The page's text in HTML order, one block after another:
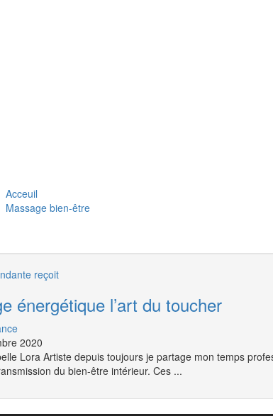
Acceuil
Massage bien-être
reçoit
énergétique l’art du toucher
2020
Lora Artiste depuis toujours je partage mon temps
du bien-être intérieur. Ces ...